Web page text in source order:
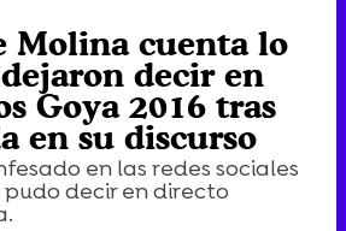
Molina cuenta lo
decir en
Goya 2016 tras
en su discurso
en las redes sociales
decir en directo